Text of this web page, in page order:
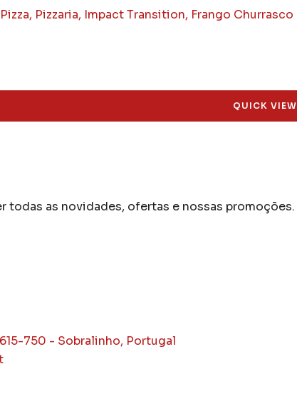
QUICK VIEW
todas as novidades, ofertas e nossas promoções.
750 - Sobralinho, Portugal